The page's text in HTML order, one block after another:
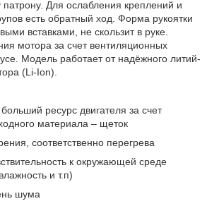
Для ослабления креплений и
есть обратный ход. Форма рукоятки
вставками, не скользит в руке.
мотора за счет вентиляционных
Модель работает от надёжного литий-
(Li-Ion).
ресурс двигателя за счет
материала – щеток
соответственно перегрева
к окружающей среде
и т.п)
шума